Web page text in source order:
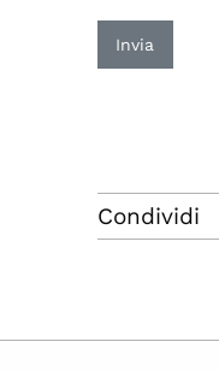
Invia
Condividi